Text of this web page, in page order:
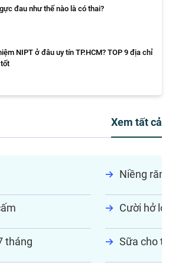
đau như thế nào là có thai?
NIPT ở đâu uy tín TP.HCM? TOP 9 địa chỉ
Xem tất cả
Niềng
Cười hở lợi
tháng Sữa cho